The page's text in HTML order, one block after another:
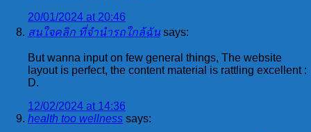
20/01/2024 at 20:46
สนใจคลิก ที่จำนำรถใกล้ฉัน says:
But wanna input on few general things, The website
layout is perfect, the content material is rattling excellent :
D.
12/02/2024 at 14:36
health too wellness says: